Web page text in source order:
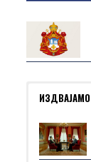
ИЗДВАЈАМО